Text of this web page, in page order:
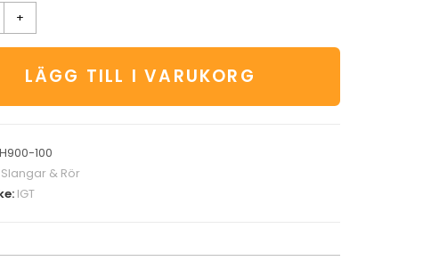
+
LÄGG TILL I VARUKORG
H900-100
Slangar & Rör
IGT